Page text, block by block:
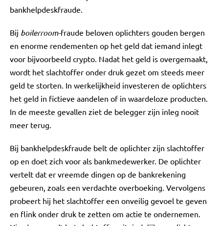
bankhelpdeskfraude.
Bij boilerroom-fraude beloven oplichters gouden bergen
en enorme rendementen op het geld dat iemand inlegt
voor bijvoorbeeld crypto. Nadat het geld is overgemaakt,
wordt het slachtoffer onder druk gezet om steeds meer
geld te storten. In werkelijkheid investeren de oplichters
het geld in fictieve aandelen of in waardeloze producten.
In de meeste gevallen ziet de belegger zijn inleg nooit
meer terug.
Bij bankhelpdeskfraude belt de oplichter zijn slachtoffer
op en doet zich voor als bankmedewerker. De oplichter
vertelt dat er vreemde dingen op de bankrekening
gebeuren, zoals een verdachte overboeking. Vervolgens
probeert hij het slachtoffer een onveilig gevoel te geven
en flink onder druk te zetten om actie te ondernemen.